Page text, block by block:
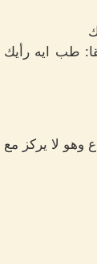
طب ايه رأيك
لا يركز مع